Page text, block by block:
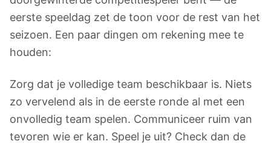
eerste speeldag zet de toon voor de rest van het
seizoen. Een paar dingen om rekening mee te
houden:
Zorg dat je volledige team beschikbaar is. Niets
zo vervelend als in de eerste ronde al met een
onvolledig team spelen. Communiceer ruim van
tevoren wie er kan. Speel je uit? Check dan de